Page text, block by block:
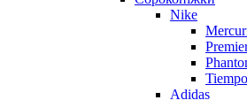
Nike
Tiempo
Adidas